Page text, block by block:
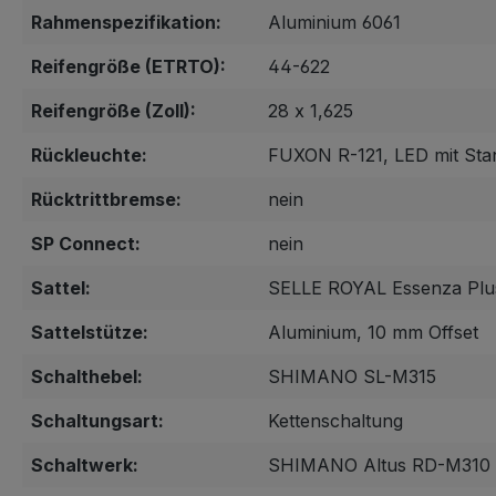
Rahmenspezifikation:
Aluminium 6061
Reifengröße (ETRTO):
44-622
Reifengröße (Zoll):
28 x 1,625
Rückleuchte:
FUXON R-121, LED mit
Rücktrittbremse:
nein
SP Connect:
nein
Sattel:
SELLE ROYAL Essenza
Sattelstütze:
Aluminium, 10 mm Offset
Schalthebel:
SHIMANO SL-M315
Schaltungsart:
Kettenschaltung
Schaltwerk:
SHIMANO Altus RD-M310